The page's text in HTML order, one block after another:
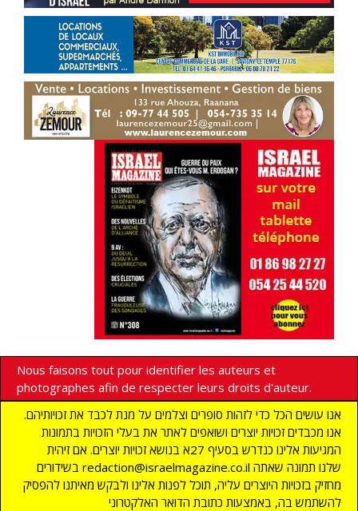
Nous faisons tout pour identifier les auteurs et
photographes afin de respecter leurs droits d'auteur.
אנו עושים הכל כדי לזהות סופרים וצלמים על מנת לכבד את זכויותיהם.
אנו מכבדים זכויות יוצרים ושואפים לאתר את בעלי הזכויות בתמונות
המגיעות אלינו כנדרש בסעיף 27א בנושא זכויות יוצרים. אם זיהית
בשידורים redaction@israelmagazine.co.il שלנו תמונה שאתה
מחזיק בזכויות היוצרים עליה, תוכל לפנות אלינו ולבקש מאיתנו להפסיק
להשתמש בה, באמצעות כתובת הדואר האלקטרוני